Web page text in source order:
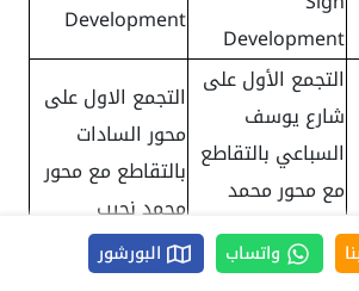
Development
Development
التجمع الأول على
شارع يوسف
السباعي بالتقاطع
مع محور محمد
نجيب
التجمع الاول على
محور السادات
بالتقاطع مع محور
محمد نجيب
إداري، تجاري، طبي إداري، تجاري، طبي
واتساب البورشور